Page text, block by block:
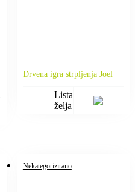
Drvena igra strpljenja Joel
Lista
želja
Nekategorizirano